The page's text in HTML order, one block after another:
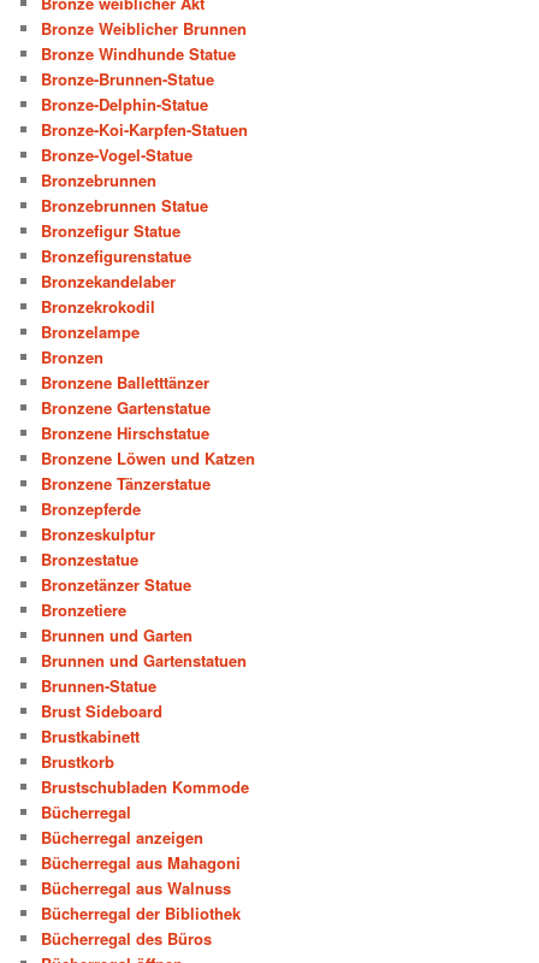
Bronze Weiblicher Brunnen
Bronze Windhunde Statue
Bronze-Brunnen-Statue
Bronze-Delphin-Statue
Bronze-Koi-Karpfen-Statuen
Bronze-Vogel-Statue
Bronzebrunnen
Bronzebrunnen Statue
Bronzefigur Statue
Bronzefigurenstatue
Bronzekandelaber
Bronzekrokodil
Bronzelampe
Bronzen
Bronzene Balletttänzer
Bronzene Gartenstatue
Bronzene Hirschstatue
Bronzene Löwen und Katzen
Bronzene Tänzerstatue
Bronzepferde
Bronzeskulptur
Bronzestatue
Bronzetänzer Statue
Bronzetiere
Brunnen und Garten
Brunnen und Gartenstatuen
Brunnen-Statue
Brust Sideboard
Brustkabinett
Brustkorb
Brustschubladen Kommode
Bücherregal
Bücherregal anzeigen
Bücherregal aus Mahagoni
Bücherregal aus Walnuss
Bücherregal der Bibliothek
Bücherregal des Büros